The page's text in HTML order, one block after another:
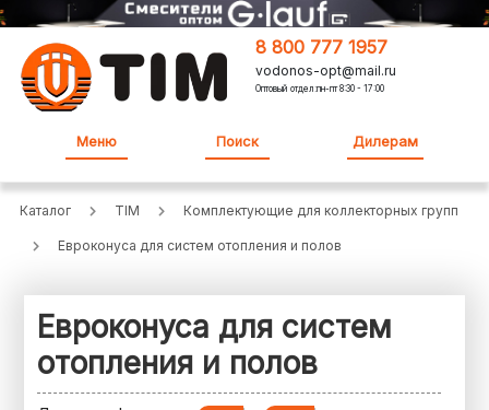
8 800 777 1957
vodonos-opt@mail.ru
Оптовый отдел:пн-пт 8:30 - 17:00
Меню Поиск Дилерам
Каталог TIM Комплектующие для коллекторных групп
Евроконуса для систем отопления и полов
Евроконуса для систем
отопления и полов